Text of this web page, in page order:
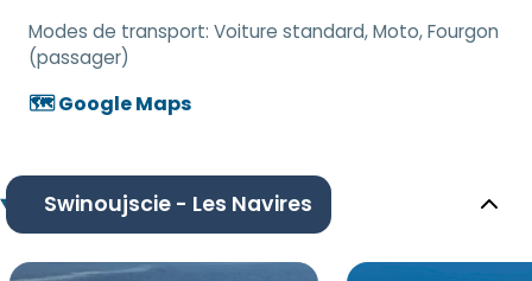
Modes de transport: Voiture standard, Moto, Fourgon
(passager)
🗺️ Google Maps
Swinoujscie - Les Navires